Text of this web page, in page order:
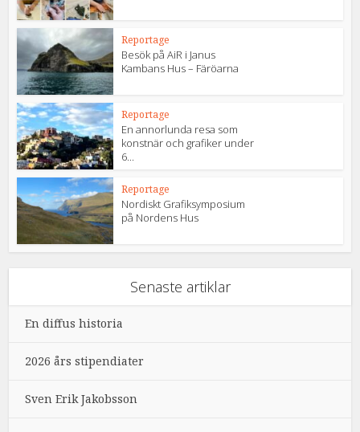
Reportage
Besök på AiR i Janus
Kambans Hus – Färöarna
Reportage
En annorlunda resa som
konstnär och grafiker under
6...
Reportage
Nordiskt Grafiksymposium
på Nordens Hus
Senaste artiklar
En diffus historia
2026 års stipendiater
Sven Erik Jakobsson